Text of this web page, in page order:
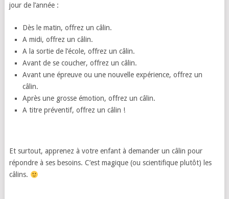
jour de l’année :
Dès le matin, offrez un câlin.
A midi, offrez un câlin.
A la sortie de l’école, offrez un câlin.
Avant de se coucher, offrez un câlin.
Avant une épreuve ou une nouvelle expérience, offrez un
câlin.
Après une grosse émotion, offrez un câlin.
A titre préventif, offrez un câlin !
Et surtout, apprenez à votre enfant à demander un câlin pour
répondre à ses besoins. C’est magique (ou scientifique plutôt) les
câlins.